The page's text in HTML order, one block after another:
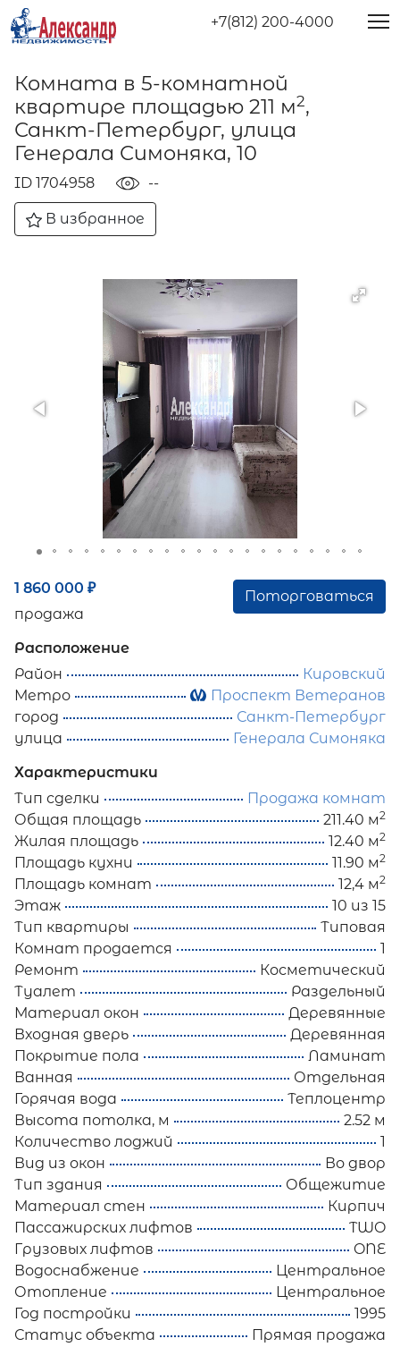
+7(812) 200-4000
Комната в 5-комнатной
квартире площадью 211 м2,
Санкт-Петербург, улица
Генерала Симоняка, 10
ID 1704958 --
В избранное
1 860 000 ₽
продажа
Поторговаться
Расположение
Район
Кировский
Метро
Проспект Ветеранов
город
Санкт-Петербург
улица
Генерала Симоняка
Характеристики
Тип сделки
Продажа комнат
Общая площадь
211.40 м2
Жилая площадь 12.40 м2
Площадь кухни 11.90 м2
Площадь комнат 12,4 м2
Этаж
10 из 15
Тип квартиры
Типовая
Комнат продается
1
Ремонт
Косметический
Туалет
Раздельный
Материал окон
Деревянные
Входная дверь
Деревянная
Покрытие пола
Ламинат
Ванная
Отдельная
Горячая вода
Теплоцентр
Высота потолка, м
2.52 м
Количество лоджий
1
Вид из окон
Во двор
Тип здания
Общежитие
Материал стен
Кирпич
Пассажирских лифтов
TWO
Грузовых лифтов
ONE
Водоснабжение
Центральное
Отопление
Центральное
Год постройки
1995
Статус объекта
Прямая продажа